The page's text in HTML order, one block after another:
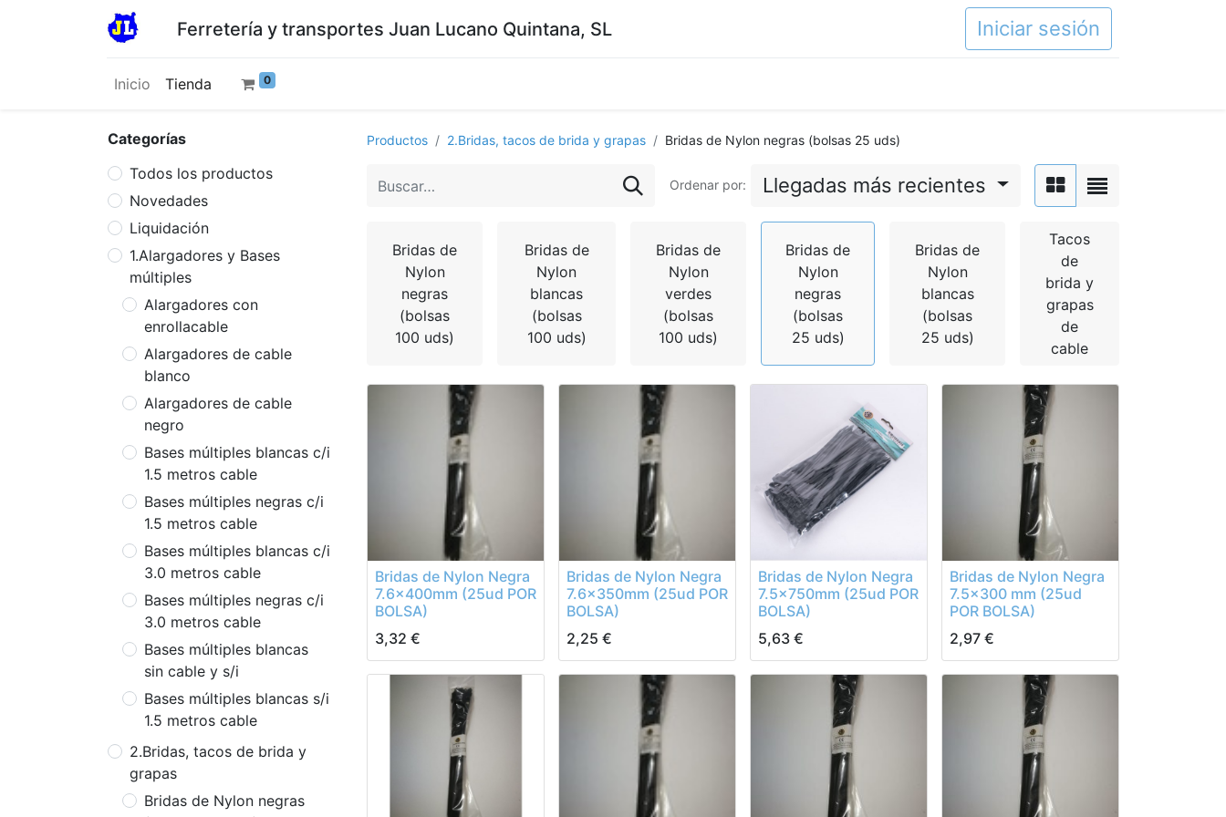
Ferretería y transportes Juan Lucano Quintana, SL Iniciar sesión
Inicio Tienda 0
Categorías
Todos los productos
Novedades
Liquidación
1.Alargadores y Bases
múltiples
Alargadores con
enrollacable
Alargadores de cable
blanco
Alargadores de cable
negro
Bases múltiples blancas c/i
1.5 metros cable
Bases múltiples negras c/i
1.5 metros cable
Bases múltiples blancas c/i
3.0 metros cable
Bases múltiples negras c/i
3.0 metros cable
Bases múltiples blancas
sin cable y s/i
Bases múltiples blancas s/i
1.5 metros cable
2.Bridas, tacos de brida y
grapas
Bridas de Nylon negras
Productos 2.Bridas, tacos de brida y grapas Bridas de Nylon negras (bolsas 25 uds)
Ordenar por: Llegadas más recientes
Bridas de
Nylon
negras
(bolsas
100 uds)
Bridas de
Nylon
blancas
(bolsas
100 uds)
Bridas de
Nylon
verdes
(bolsas
100 uds)
Bridas de
Nylon
negras
(bolsas
25 uds)
Bridas de
Nylon
blancas
(bolsas
25 uds)
Tacos
de
brida y
grapas
de
cable
Bridas de Nylon Negra
7.6x400mm (25ud POR
BOLSA)
3,32 €
Bridas de Nylon Negra
7.6x350mm (25ud POR
BOLSA)
2,25 €
Bridas de Nylon Negra
7.5x750mm (25ud POR
BOLSA)
5,63 €
Bridas de Nylon Negra
7.5x300 mm (25ud
POR BOLSA)
2,97 €